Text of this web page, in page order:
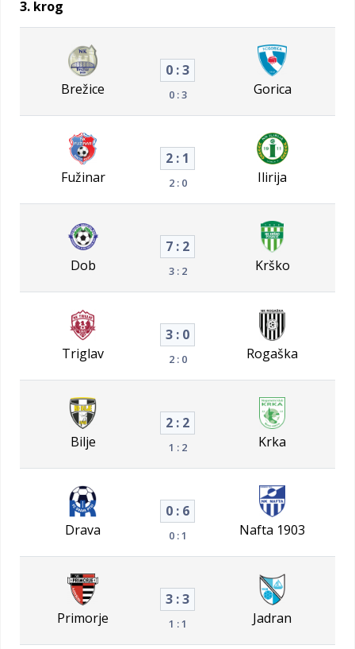
3. krog
Brežice
0 : 3
0 : 3 Gorica
Fužinar
2 : 1
2 : 0 Ilirija
Dob
7 : 2
3 : 2 Krško
Triglav
3 : 0
2 : 0 Rogaška
Bilje
2 : 2
1 : 2 Krka
Drava
0 : 6
0 : 1 Nafta 1903
Primorje
3 : 3
1 : 1 Jadran